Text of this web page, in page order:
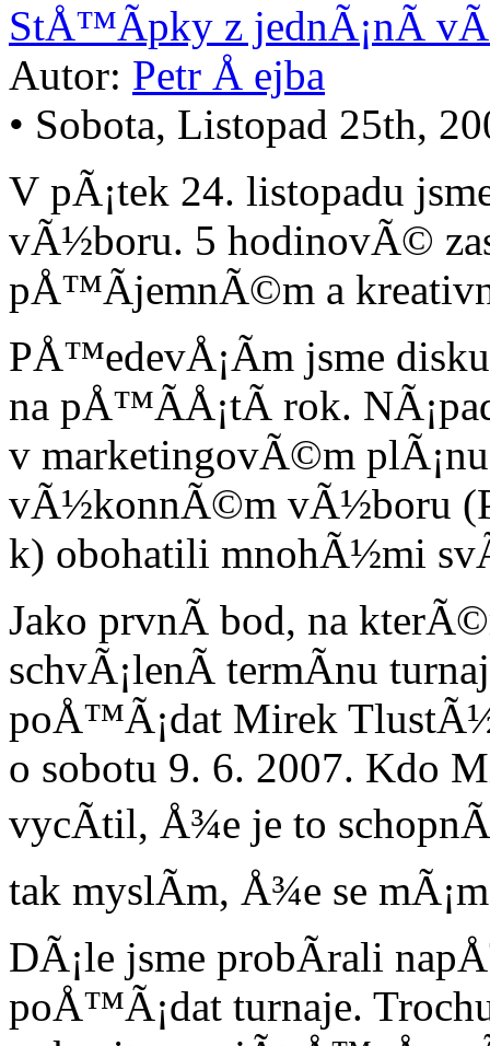
StÅ™Ã­pky z jednÃ¡nÃ­
Autor: Petr Å ejba
• Sobota, Listopad 25th,
V pÃ¡tek 24. listopadu
vÃ½boru. 5 hodinovÃ©
pÅ™Ã­jemnÃ©m a
PÅ™edevÅ¡Ã­m jsme
na pÅ™Ã­Å¡tÃ­ rok.
v marketingovÃ©m
vÃ½konnÃ©m vÃ½boru
k) obohatili mnohÃ½mi
Jako prvnÃ­ bod, na
schvÃ¡lenÃ­ termÃ­nu
poÅ™Ã¡dat Mirek
o sobotu 9. 6. 2007. Kdo
vycÃ­til, Å¾e je to
tak myslÃ­m, Å¾e se
DÃ¡le jsme probÃ­rali
poÅ™Ã¡dat turnaje.